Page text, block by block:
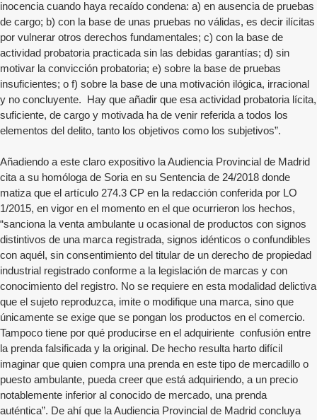
inocencia cuando haya recaído condena: a) en ausencia de pruebas
de cargo; b) con la base de unas pruebas no válidas, es decir ilícitas
por vulnerar otros derechos fundamentales; c) con la base de
actividad probatoria practicada sin las debidas garantías; d) sin
motivar la convicción probatoria; e) sobre la base de pruebas
insuficientes; o f) sobre la base de una motivación ilógica, irracional
y no concluyente. Hay que añadir que esa actividad probatoria lícita,
suficiente, de cargo y motivada ha de venir referida a todos los
elementos del delito, tanto los objetivos como los subjetivos”.
Añadiendo a este claro expositivo la Audiencia Provincial de Madrid
cita a su homóloga de Soria en su Sentencia de 24/2018 donde
matiza que el artículo 274.3 CP en la redacción conferida por LO
1/2015, en vigor en el momento en el que ocurrieron los hechos,
“sanciona la venta ambulante u ocasional de productos con signos
distintivos de una marca registrada, signos idénticos o confundibles
con aquél, sin consentimiento del titular de un derecho de propiedad
industrial registrado conforme a la legislación de marcas y con
conocimiento del registro. No se requiere en esta modalidad delictiva
que el sujeto reproduzca, imite o modifique una marca, sino que
únicamente se exige que se pongan los productos en el comercio.
Tampoco tiene por qué producirse en el adquiriente confusión entre
la prenda falsificada y la original. De hecho resulta harto difícil
imaginar que quien compra una prenda en este tipo de mercadillo o
puesto ambulante, pueda creer que está adquiriendo, a un precio
notablemente inferior al conocido de mercado, una prenda
auténtica”. De ahí que la Audiencia Provincial de Madrid concluya